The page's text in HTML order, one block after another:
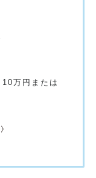
万円または